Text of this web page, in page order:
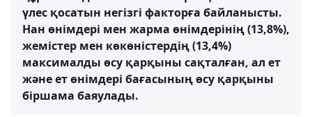
үлес қосатын негізгі факторға байланысты.
Нан өнімдері мен жарма өнімдерінің (13,8%),
жемістер мен көкөністердің (13,4%)
максималды өсу қарқыны сақталған, ал ет
және ет өнімдері бағасының өсу қарқыны
біршама баяулады.